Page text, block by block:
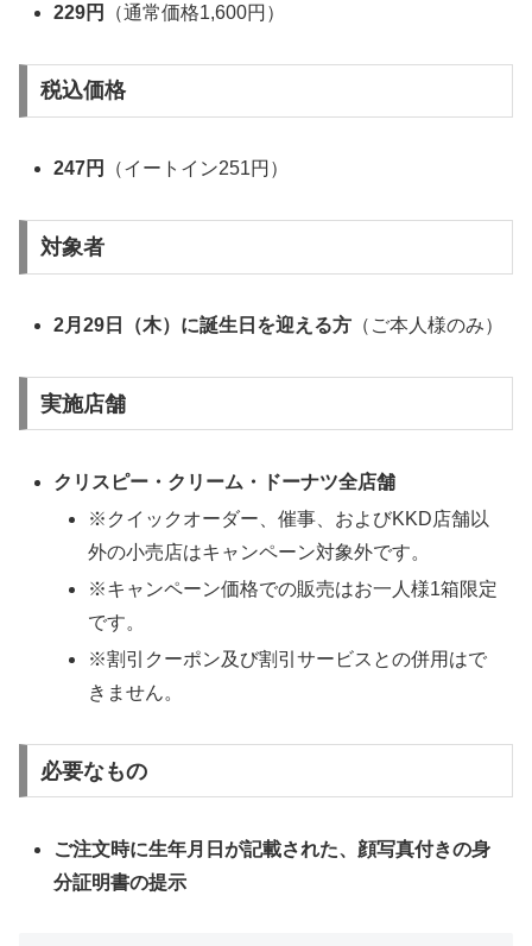
229円 （通常価格1,600円）
税込価格
247円 （イートイン251円）
対象者
2月29日（木）に誕生日を迎える方 （ご本人様のみ）
実施店舗
クリスピー・クリーム・ドーナツ全店舗
※クイックオーダー、催事、およびKKD店舗以
外の小売店はキャンペーン対象外です。
※キャンペーン価格での販売はお一人様1箱限定
です。
※割引クーポン及び割引サービスとの併用はで
きません。
必要なもの
ご注文時に生年月日が記載された、顔写真付きの身
分証明書の提示